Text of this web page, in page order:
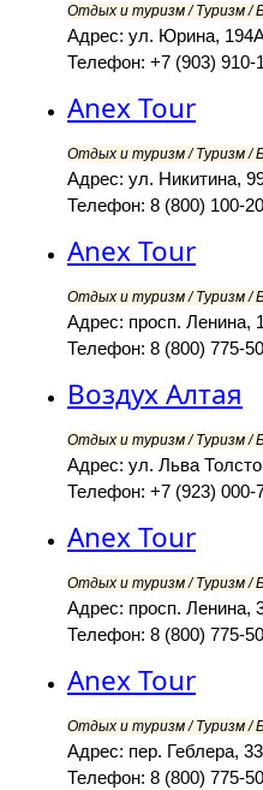
Отдых и туризм / Туризм /
Адрес: ул. Юрина,
Телефон: +7 (903) 910-
Anex Tour
Отдых и туризм / Туризм /
Адрес: ул. Никитина,
Телефон: 8 (800) 100-
Anex Tour
Отдых и туризм / Туризм /
Адрес: просп. Ленина,
Телефон: 8 (800) 775-
Воздух Алтая
Отдых и туризм / Туризм /
Адрес: ул. Льва
Телефон: +7 (923) 000-
Anex Tour
Отдых и туризм / Туризм /
Адрес: просп. Ленина,
Телефон: 8 (800) 775-
Anex Tour
Отдых и туризм / Туризм /
Адрес: пер. Геблера,
Телефон: 8 (800) 775-